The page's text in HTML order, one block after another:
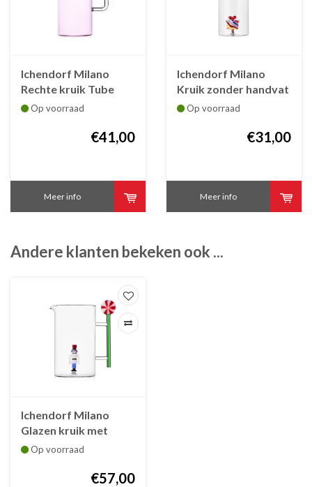
Ichendorf Milano
Rechte kruik Tube
pink roze - inhoud 1.2
Op voorraad
€41,00
Meer info
Ichendorf Milano
Kruik zonder handvat
met kleurrijk pakje of
Op voorraad
€31,00
Meer info
Andere klanten bekeken ook ...
Ichendorf Milano
Glazen kruik met
soldaat erin en rode
Op voorraad
€57,00